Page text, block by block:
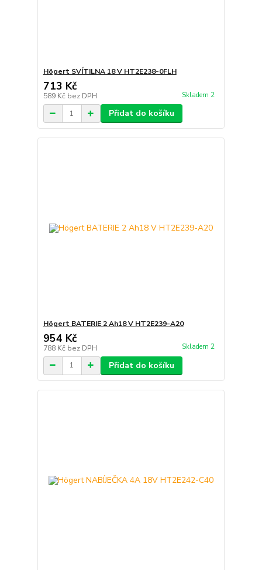
Högert SVÍTILNA 18 V HT2E238-0FLH
713 Kč
589 Kč bez DPH Skladem 2
Přidat do košíku
Högert BATERIE 2 Ah18 V HT2E239-A20
954 Kč
788 Kč bez DPH Skladem 2
Přidat do košíku